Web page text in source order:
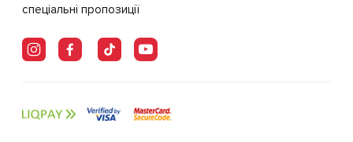
спеціальні пропозиції